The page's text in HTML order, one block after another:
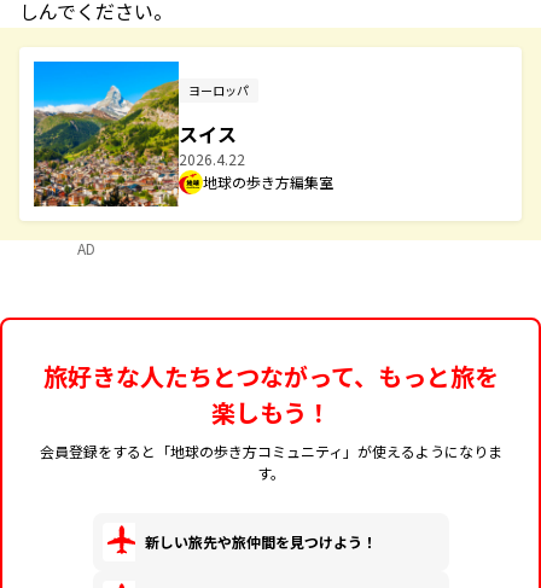
しんでください。
ヨーロッパ
スイス
2026.4.22
地球の歩き方編集室
AD
旅好きな人たちとつながって、もっと旅を
楽しもう！
会員登録をすると「地球の歩き方コミュニティ」が使えるようになりま
す。
新しい旅先や旅仲間を見つけよう！